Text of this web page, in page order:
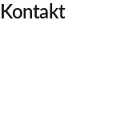
Kontakt